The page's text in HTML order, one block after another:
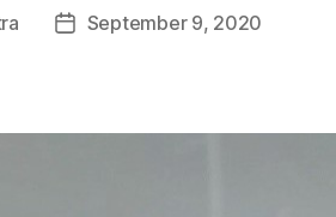
PostSeptember 9, 2020